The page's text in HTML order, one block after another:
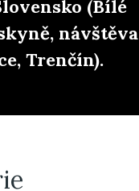
(Bílé
návštěva
Trenčín).